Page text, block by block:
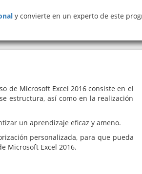
y convierte en un experto de este
de Microsoft Excel 2016 consiste en el
estructura, así como en la realización
un aprendizaje eficaz y ameno.
personalizada, para que pueda
Microsoft Excel 2016.